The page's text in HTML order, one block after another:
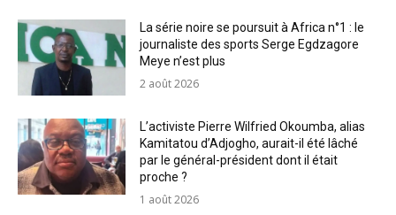
La série noire se poursuit à Africa n°1 : le
journaliste des sports Serge Egdzagore
Meye n’est plus
2 août 2026
L’activiste Pierre Wilfried Okoumba, alias
Kamitatou d’Adjogho, aurait-il été lâché
par le général-président dont il était
proche ?
1 août 2026